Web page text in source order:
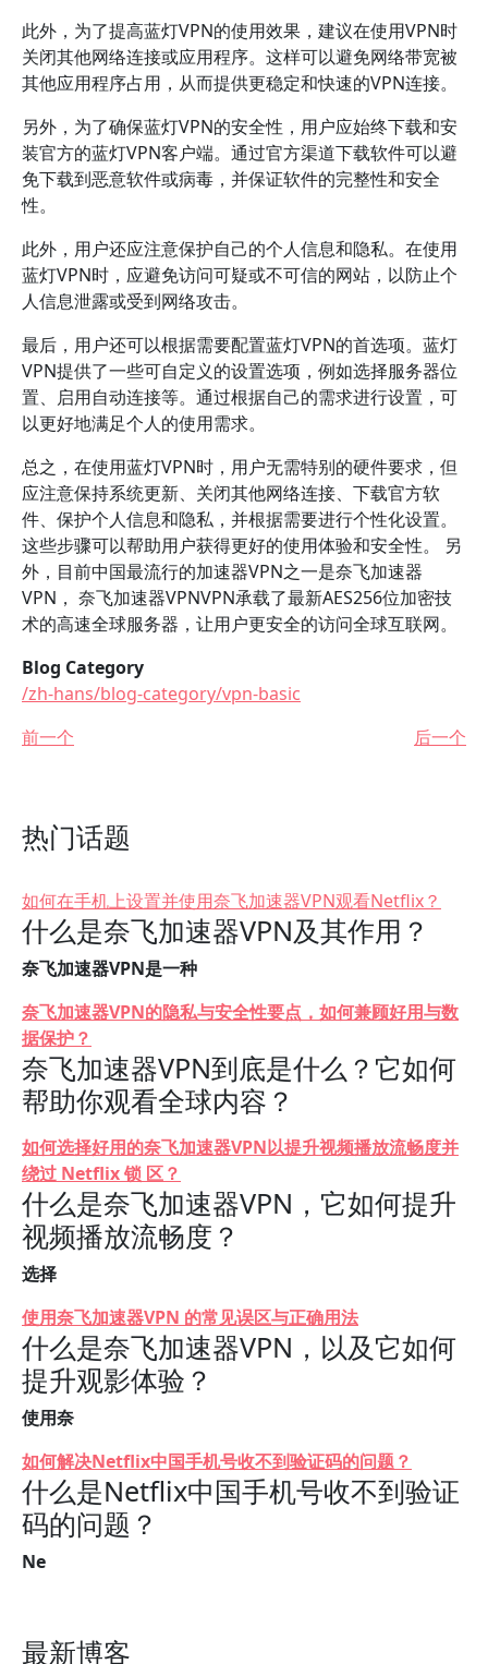
此外，为了提高蓝灯VPN的使用效果，建议在使用VPN时
关闭其他网络连接或应用程序。这样可以避免网络带宽被
其他应用程序占用，从而提供更稳定和快速的VPN连接。
另外，为了确保蓝灯VPN的安全性，用户应始终下载和安
装官方的蓝灯VPN客户端。通过官方渠道下载软件可以避
免下载到恶意软件或病毒，并保证软件的完整性和安全
性。
此外，用户还应注意保护自己的个人信息和隐私。在使用
蓝灯VPN时，应避免访问可疑或不可信的网站，以防止个
人信息泄露或受到网络攻击。
最后，用户还可以根据需要配置蓝灯VPN的首选项。蓝灯
VPN提供了一些可自定义的设置选项，例如选择服务器位
置、启用自动连接等。通过根据自己的需求进行设置，可
以更好地满足个人的使用需求。
总之，在使用蓝灯VPN时，用户无需特别的硬件要求，但
应注意保持系统更新、关闭其他网络连接、下载官方软
件、保护个人信息和隐私，并根据需要进行个性化设置。
这些步骤可以帮助用户获得更好的使用体验和安全性。 另
外，目前中国最流行的加速器VPN之一是奈飞加速器
VPN， 奈飞加速器VPNVPN承载了最新AES256位加密技
术的高速全球服务器，让用户更安全的访问全球互联网。
Blog Category
/zh-hans/blog-category/vpn-basic
前一个
后一个
热门话题
如何在手机上设置并使用奈飞加速器VPN观看Netflix？
什么是奈飞加速器VPN及其作用？
奈飞加速器VPN是一种
奈飞加速器VPN的隐私与安全性要点，如何兼顾好用与数
据保护？
奈飞加速器VPN到底是什么？它如何
帮助你观看全球内容？
如何选择好用的奈飞加速器VPN以提升视频播放流畅度并
绕过 Netflix 锁 区？
什么是奈飞加速器VPN，它如何提升
视频播放流畅度？
选择
使用奈飞加速器VPN 的常见误区与正确用法
什么是奈飞加速器VPN，以及它如何
提升观影体验？
使用奈
如何解决Netflix中国手机号收不到验证码的问题？
什么是Netflix中国手机号收不到验证
码的问题？
Ne
最新博客